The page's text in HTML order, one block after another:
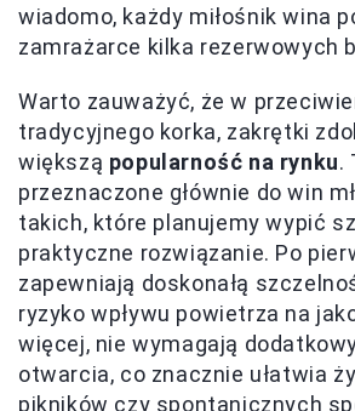
wiadomo, każdy miłośnik wina
zamrażarce kilka rezerwowych
Warto zauważyć, że w
tradycyjnego korka, zakrętki
większą popularność na rynku.
przeznaczone głównie do win
takich, które planujemy wypić
praktyczne rozwiązanie. Po
zapewniają doskonałą
ryzyko wpływu powietrza na
więcej, nie wymagają
otwarcia, co znacznie ułatwia
pikników czy spontanicznych